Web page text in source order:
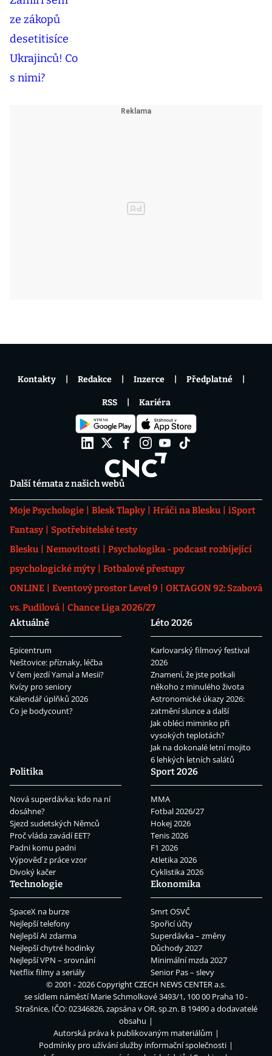
Další témata z našich webů
Moje Psychologie Blesk Tlapky Hráči na Blesku
iSport
Fantasy
Spotřebitelské testy
Blesku
Nemovitosti
Psychologika - podcast rozbíjející
psychologické mýty
Fotbalové přestupy
ONLINE
Eventový prostor Level 9
OKTAGON 92: Szabová
vs. Pudilová
Chance Liga 2026/27
Aktuálně
Epicentrum
Neštovice: příznaky, léčba
V čem jezdí Yamal a Mesii?
Kvízy pro seniory
Kalendář úplňků 2026
Co je bodycount?
Léto 2026
Karlovarský filmový festival
2026
Znamení, že jste potkali
někoho z minulého života
Astronomické úkazy 2026:
zatmění slunce a další
Jak obléci miminko při
vysokých teplotách?
Jak na dokonalé letní mojito
6 lehkých letních salátů
Politika
Nová superdávka: kdo na ní
dosáhne?
Sjezd sudetských Němců
Proč vláda zavádí EET?
Padni komu padni
Výpověď z práce vzor
Divoký kačer
Sport 2026
MMA
Fotbal 2026/27
Hokej 2026
Tenis 2026
F1 2026
Atletika 2026
Cyklistika 2026
Technologie
SpaceX na burze
Nejlepší telefony
Nejlepší AI zdarma
Nejlepší chytré hodinky
Nejlepší VPN – srovnání
Netflix filmy a seriály
Ekonomika
Smrt OSVČ
Spořicí účty
Superdávka – změny
Důchody 2027
Minimální mzda 2027
Senior Pas – slevy
Kontakty Redakce Inzerce Předplatné
RSS Kariéra
© 2001 - 2026 CopyrightCZECH NEWS CENTER a.s.
se sídlem náměstí Marie Schmolkové 3493/1, 100 00 Praha 10 -
Strašnice, IČO: 02346826, zapsána v OR, sp.zn. B 19490 a dodavatelé
obsahu
Autorská práva k publikovaným materiálům
Podmínky pro užívání služby informační společnosti